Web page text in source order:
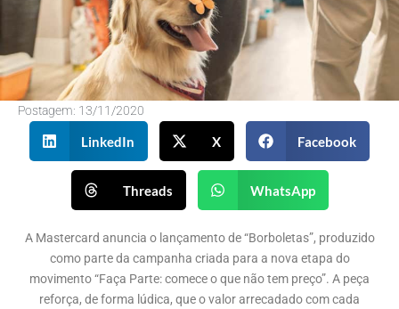
Postagem: 13/11/2020
LinkedIn X Facebook
Threads WhatsApp
A Mastercard anuncia o lançamento de “Borboletas”, produzido
como parte da campanha criada para a nova etapa do
movimento “Faça Parte: comece o que não tem preço”. A peça
reforça, de forma lúdica, que o valor arrecadado com cada